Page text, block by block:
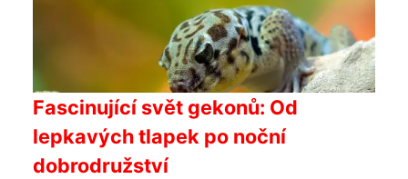
Fascinující svět gekonů: Od
lepkavých tlapek po noční
dobrodružství